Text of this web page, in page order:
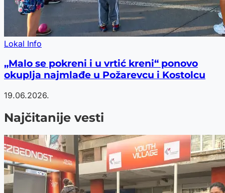
Lokal Info
„Malo se pokreni i u vrtić kreni“ ponovo
okuplja najmlađe u Požarevcu i Kostolcu
19.06.2026.
Najčitanije vesti